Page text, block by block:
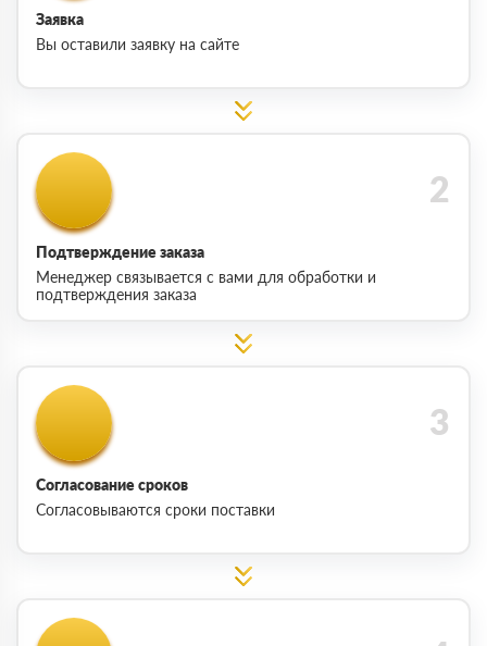
Заявка
Вы оставили заявку на сайте
Подтверждение заказа
Менеджер связывается с вами для обработки и
подтверждения заказа
Согласование сроков
Согласовываются сроки поставки